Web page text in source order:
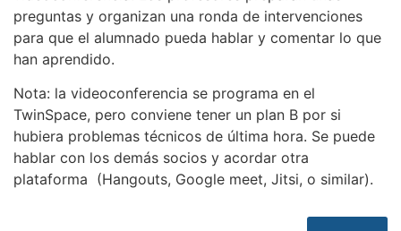
preguntas y organizan una ronda de intervenciones
para que el alumnado pueda hablar y comentar lo que
han aprendido.
Nota: la videoconferencia se programa en el
TwinSpace, pero conviene tener un plan B por si
hubiera problemas técnicos de última hora. Se puede
hablar con los demás socios y acordar otra
plataforma (Hangouts, Google meet, Jitsi, o similar).